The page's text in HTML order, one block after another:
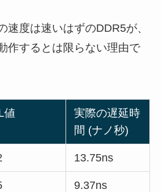
速度は速いはずのDDR5が、
作するとは限らない理由で
値
実際の遅延時
間 (ナノ秒)
13.75ns
9.37ns